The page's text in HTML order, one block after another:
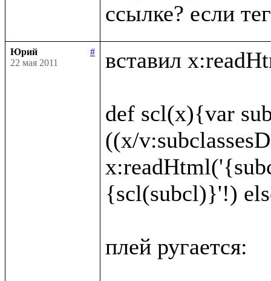
Юрий
#
22 мая 2011
вставил
def scl(x){var
((x/
{scl(subcl)}'!)
плей ругается: